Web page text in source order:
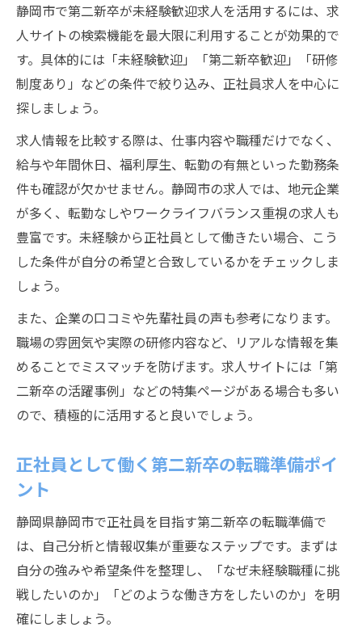
静岡市で第二新卒が注目したい条件とは
第二新卒歓迎求人で注目すべき勤務条件
正社員登用がある静岡市求人の選び方
第二新卒が重視する福利厚生のポイント
未経験OK企業でのキャリア形成の魅力
第二新卒が目指す転勤なしの働き方
転勤なしや研修充実、第二新卒求人の魅力解説
第二新卒転職で転勤なし求人の価値を知る
研修制度が手厚い第二新卒求人の選び方
未経験歓迎企業でスキルアップを目指す方
第二新卒向け求人で安心して働くための工
夫
地元で働く第二新卒の魅力とメリット
静岡市で第二新卒が未経験歓迎求人を活用するには、求
人サイトの検索機能を最大限に利用することが効果的で
す。具体的には「未経験歓迎」「第二新卒歓迎」「研修
制度あり」などの条件で絞り込み、正社員求人を中心に
探しましょう。
求人情報を比較する際は、仕事内容や職種だけでなく、
給与や年間休日、福利厚生、転勤の有無といった勤務条
件も確認が欠かせません。静岡市の求人では、地元企業
が多く、転勤なしやワークライフバランス重視の求人も
豊富です。未経験から正社員として働きたい場合、こう
した条件が自分の希望と合致しているかをチェックしま
しょう。
また、企業の口コミや先輩社員の声も参考になります。
職場の雰囲気や実際の研修内容など、リアルな情報を集
めることでミスマッチを防げます。求人サイトには「第
二新卒の活躍事例」などの特集ページがある場合も多い
ので、積極的に活用すると良いでしょう。
正社員として働く第二新卒の転職準備ポイ
ント
静岡県静岡市で正社員を目指す第二新卒の転職準備で
は、自己分析と情報収集が重要なステップです。まずは
自分の強みや希望条件を整理し、「なぜ未経験職種に挑
戦したいのか」「どのような働き方をしたいのか」を明
確にしましょう。